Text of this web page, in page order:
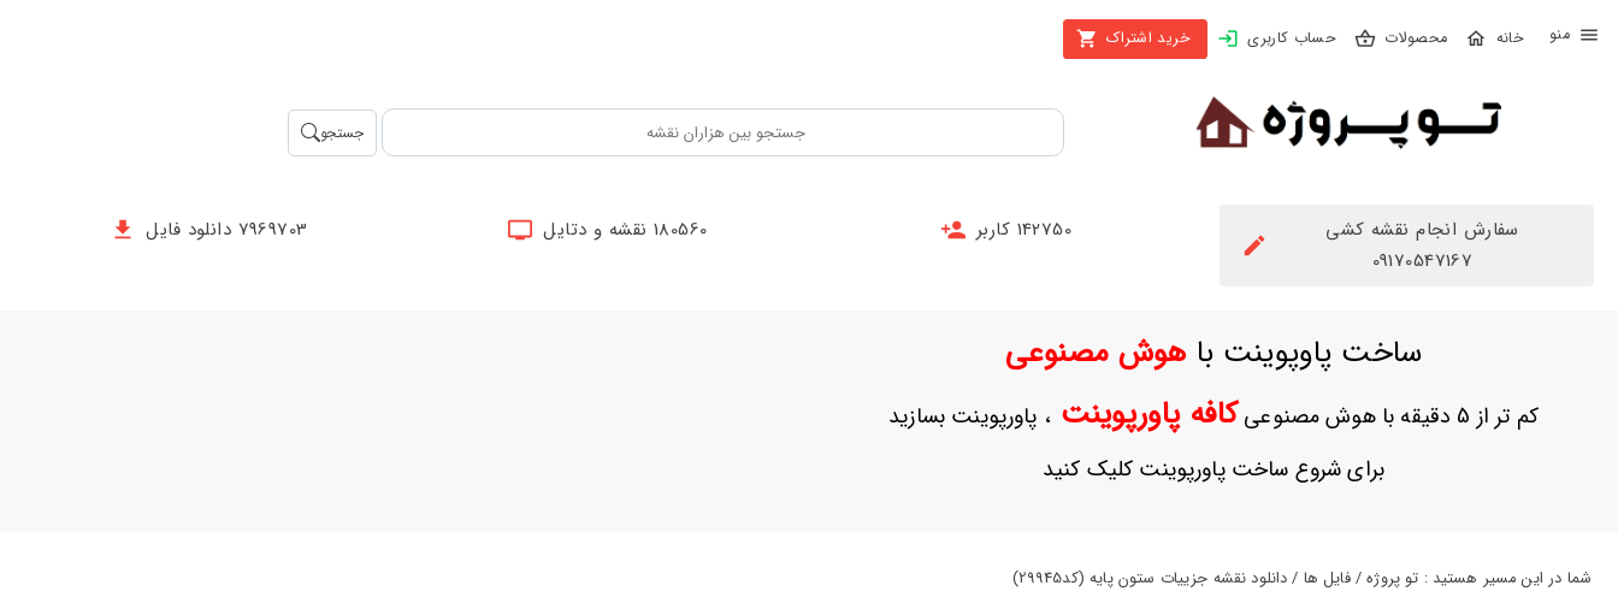
محصولات حساب کاربری خرید اشتراک
بستن
محصولات
حساب
جستجو
سفارش انجام نقشه کشی
09170547167
142750 کاربر 180560 نقشه و دتایل 7969703 دانلود فایل
ساخت پاوپوینت باهوش مصنوعی
کم تر از 5 دقیقه با هوش مصنوعی کافه پاورپوینت، پاورپوینت بسازید
برای شروع ساخت پاورپوینت کلیک کنید
شما در این مسیر هستید : تو پروژه / فایل ها / دانلود نقشه جزییات ستون پایه (کد29945)